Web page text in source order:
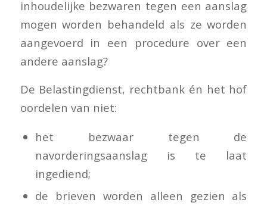
inhoudelijke bezwaren tegen een aanslag
mogen worden behandeld als ze worden
aangevoerd in een procedure over een
andere aanslag?
De Belastingdienst, rechtbank én het hof
oordelen van niet:
het bezwaar tegen de
navorderingsaanslag is te laat
ingediend;
de brieven worden alleen gezien als